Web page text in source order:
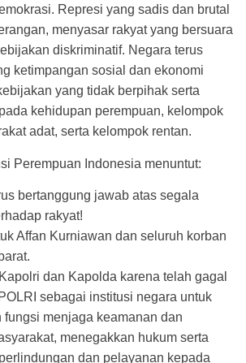
Represi yang sadis dan brutal
menyasar rakyat yang bersuara
diskriminatif. Negara terus
ketimpangan sosial dan ekonomi
yang tidak berpihak serta
kehidupan perempuan, kelompok
adat, serta kelompok rentan.
Perempuan Indonesia menuntut:
bertanggung jawab atas segala
rakyat!
Affan Kurniawan dan seluruh korban
dan Kapolda karena telah gagal
sebagai institusi negara untuk
fungsi menjaga keamanan dan
menegakkan hukum serta
dan pelayanan kepada